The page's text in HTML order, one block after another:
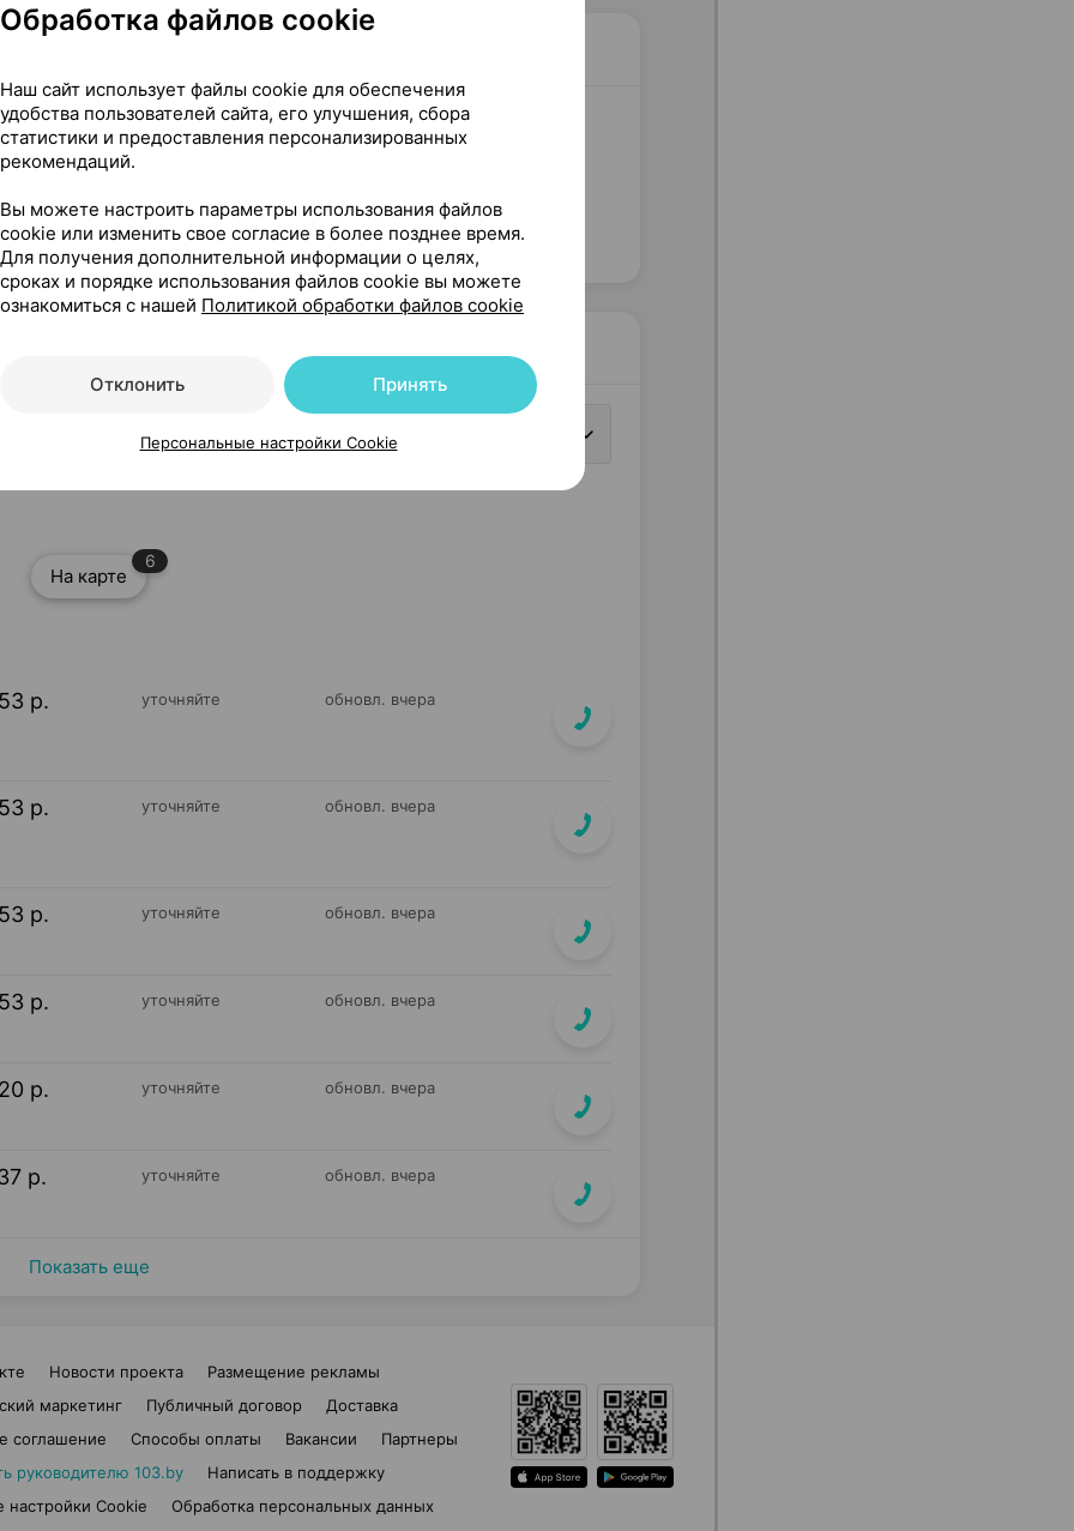
липидный], 15 мл ×1, Фармона Польша
липидный], 15 мл ×1, Фармона Польша
На карте
6
р. уточняйте обновл. вчера
р. уточняйте обновл. вчера
р. уточняйте обновл. вчера
р. уточняйте обновл. вчера
р. уточняйте обновл. вчера
р. уточняйте обновл. вчера
Показать еще
Новости проекта
Размещение рекламы
маркетинг
Публичный договор
Доставка
соглашение
Способы оплаты Вакансии
Партнеры
руководителю 103.by
Написать в поддержку
настройки Cookie
Обработка персональных данных
Обработка файлов cookie
Наш сайт использует файлы cookie для обеспечения
удобства пользователей сайта, его улучшения, сбора
статистики и предоставления персонализированных
рекомендаций.
Вы можете настроить параметры использования файлов
cookie или изменить свое согласие в более позднее время.
Для получения дополнительной информации о целях,
сроках и порядке использования файлов cookie вы можете
ознакомиться с нашей Политикой обработки файлов cookie
Отклонить Принять
Персональные настройки Cookie